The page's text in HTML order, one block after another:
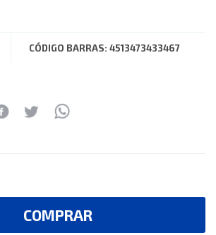
CÓDIGO BARRAS: 4513473433467
COMPRAR